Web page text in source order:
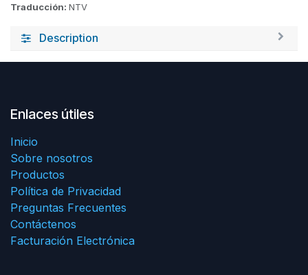
Traducción: NTV
Description
Enlaces útiles
Inicio
Sobre nosotros
Productos
Política de Privacidad
Preguntas Frecuentes
Contáctenos
Facturación Electrónica